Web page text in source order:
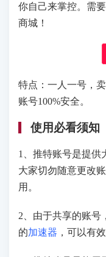
你自己来掌控。需
商城！
特点：一人一号，
账号100%安全。
使用必看须知
1、推特账号是提供
大家切勿随意更改
用。
2、由于共享的账号
的加速器 ，可以有